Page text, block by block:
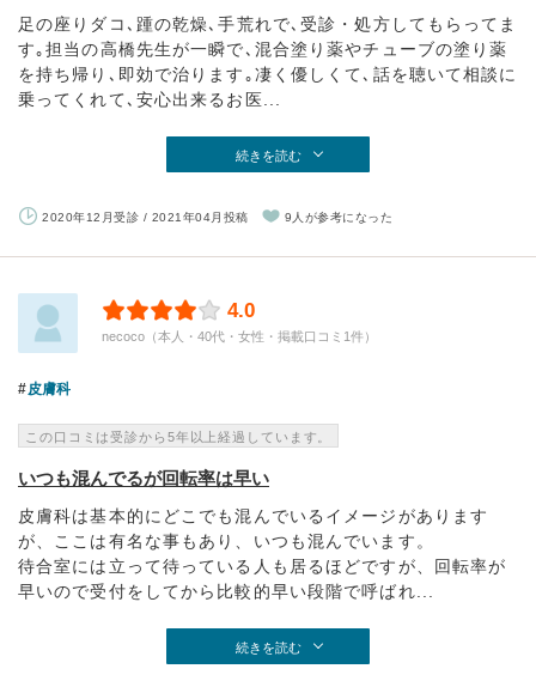
足の座りダコ､踵の乾燥､手荒れで､受診・処方してもらってま
す｡担当の高橋先生が一瞬で､混合塗り薬やチューブの塗り薬
を持ち帰り､即効で治ります｡凄く優しくて､話を聴いて相談に
乗ってくれて､安心出来るお医...
続きを読む
2020年12月受診 / 2021年04月投稿 9人が参考になった
4.0
necoco（本人・40代・女性・掲載口コミ1件）
皮膚科
この口コミは受診から5年以上経過しています。
いつも混んでるが回転率は早い
皮膚科は基本的にどこでも混んでいるイメージがあります
が、ここは有名な事もあり、いつも混んでいます。
待合室には立って待っている人も居るほどですが、回転率が
早いので受付をしてから比較的早い段階で呼ばれ...
続きを読む